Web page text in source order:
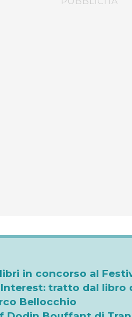
in concorso al
tratto dal libro
Bellocchio